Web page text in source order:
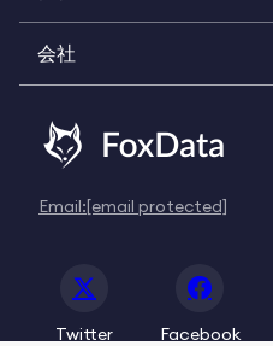
会社
Email:[email protected]
Twitter Facebook